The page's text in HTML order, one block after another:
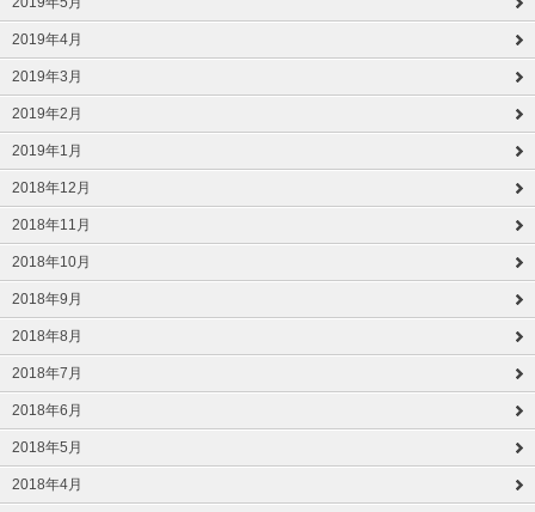
2019年4月
2019年3月
2019年2月
2019年1月
2018年12月
2018年11月
2018年10月
2018年9月
2018年8月
2018年7月
2018年6月
2018年5月
2018年4月